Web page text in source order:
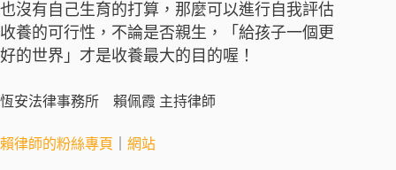
也沒有自己生育的打算，那麼可以進行自我評估
收養的可行性，不論是否親生，「給孩子一個更
好的世界」才是收養最大的目的喔！
恆安法律事務所 賴佩霞 主持律師
賴律師的粉絲專頁 網站